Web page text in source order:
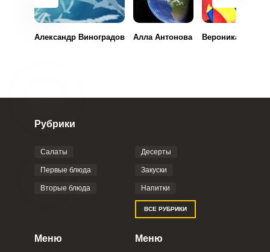
Александр Виноградов Алла Антонова Вероника Левина
Рубрики
Салаты
Первые блюда
Вторые блюда
Десерты
Закуски
Напитки
ВСЕ РУБРИКИ
Меню Меню